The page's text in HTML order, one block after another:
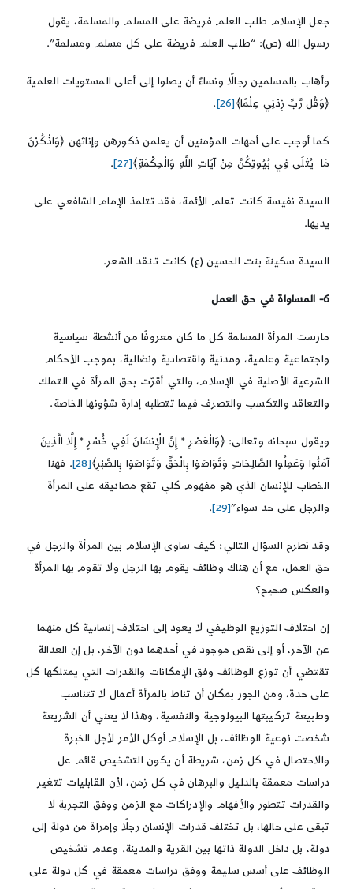
جعل الإسلام طلب العلم فريضة على المسلم والمسلمة، يقول
رسول الله (ص): “طلب العلم فريضة على كل مسلم ومسلمة”.
وأهاب بالمسلمين رجالًا ونساءً أن يصلوا إلى أعلى المستويات العلمية
﴿وَقُل رَّبِّ زِدْنِي عِلْمًا﴾[26]
.
كما أوجب على أمهات المؤمنين أن يعلمن ذكورهن وإناثهن ﴿وَاذْكُرْنَ
مَا يُتْلَى فِي بُيُوتِكُنَّ مِنْ آيَاتِ اللَّهِ وَالْحِكْمَةِ﴾[27]
.
السيدة نفيسة كانت تعلم الأئمة، فقد تتلمذ الإمام الشافعي على
يديها.
السيدة سكينة بنت الحسين (ع) كانت تـنـقد الشعر.
6- المساواة في حق العمل
مارست المرأة المسلمة كل ما كان معروفًا من أنشطة سياسية
واجتماعية وعلمية، ومدنية واقتصادية ونضالية، بموجب الأحكام
الشرعية الأصلية في الإسلام، والتي أقرّت بحق المرأة في التملك
والتعاقد والتكسب والتصرف فيما تتطلبه إدارة شؤونها الخاصة.
ويقول سبحانه وتعالى: ﴿وَالْعَصْرِ * إِنَّ الْإِنسَانَ لَفِي خُسْرٍ * إِلَّا الَّذِينَ
آمَنُوا وَعَمِلُوا الصَّالِحَاتِ وَتَوَاصَوْا بِالْحَقِّ وَتَوَاصَوْا بِالصَّبْرِ﴾[28]
. فهنا
الخطاب للإنسان الذي هو مفهوم كلي تقع مصاديقه على المرأة
والرجل على حد سواء”[29]
.
وقد نطرح السؤال التالي: كيف ساوى الإسلام بين المرأة والرجل في
حق العمل، مع أن هناك وظائف يقوم بها الرجل ولا تقوم بها المرأة
والعكس صحيح؟
إن اختلاف التوزيع الوظيفي لا يعود إلى اختلاف إنسانية كل منهما
عن الآخر، أو إلى نقص موجود في أحدهما دون الآخر، بل إن العدالة
تقتضي أن توزع الوظائف وفق الإمكانات والقدرات التي يمتلكها كل
على حدة، ومن الجور بمكان أن تناط بالمرأة أعمال لا تتناسب
وطبيعة تركيبتها البيولوجية والنفسية، وهذا لا يعني أن الشريعة
شخصت نوعية الوظائف، بل الإسلام أوكل الأمر لأجل الخبرة
والاحتصال في كل زمن، شريطة أن يكون التشخيص قائم عل
دراسات معمقة بالدليل والبرهان في كل زمن، لأن القابليات تتغير
والقدرات تتطور والأفهام والإدراكات مع الزمن ووفق التجربة لا
تبقى على حالها، بل تختلف قدرات الإنسان رجلًا وإمراة من دولة إلى
دولة، بل داخل الدولة ذاتها بين القرية والمدينة. وعدم تشخيص
الوظائف على أسس سليمة ووفق دراسات معمقة في كل دولة على